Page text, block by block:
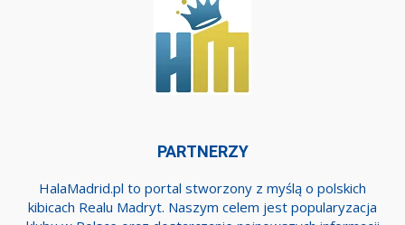
PARTNERZY
HalaMadrid.pl to portal stworzony z myślą o polskich
kibicach Realu Madryt. Naszym celem jest popularyzacja